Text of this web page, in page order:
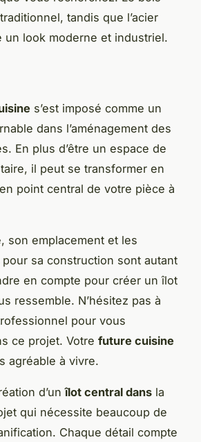
tandis que l’acier
un look moderne et industriel.
s’est imposé comme un
dans l’aménagement des
En plus d’être un espace de
il peut se transformer en
point central de votre pièce à
son emplacement et les
sa construction sont autant
en compte pour créer un îlot
ressemble. N’hésitez pas à
pour vous
ce projet. Votre future cuisine
agréable à vivre.
d’unîlot central dans la
qui nécessite beaucoup de
Chaque détail compte